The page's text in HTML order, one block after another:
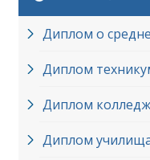
Диплом о
Диплом
Диплом
Диплом